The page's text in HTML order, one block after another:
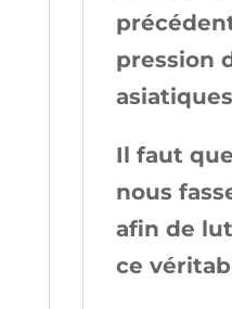
pression
Il faut
nous
afin de
ce